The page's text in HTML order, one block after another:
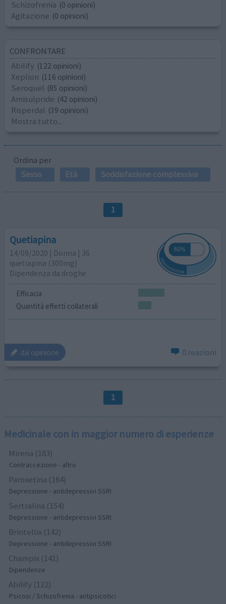
Schizofrenia (0 opinioni)
Agitazione (0 opinioni)
CONFRONTARE
Abilify (122 opinioni)
Xeplion (116 opinioni)
Seroquel (85 opinioni)
Amisulpride (42 opinioni)
Risperdal (39 opinioni)
Mostra tutto...
Ordina per
Sesso
Età Soddisfazione complessiva
1
Quetiapina
14/09/2020 | Donna | 36
quetiapina (300mg)
Dipendenza da droghe
Efficacia
Quantità effetti collaterali
dai opinione 0 reazioni
1
Medicinale con in maggior numero di esperienze
Mirena (183)
Contraccezione - altro
Paroxetina (164)
Depressione - antidepressivi SSRI
Sertralina (154)
Depressione - antidepressivi SSRI
Brintellix (142)
Depressione - antidepressivi SSRI
Champix (141)
Dipendenze
Abilify (122)
Psicosi / Schizofrenia - antipsicotici